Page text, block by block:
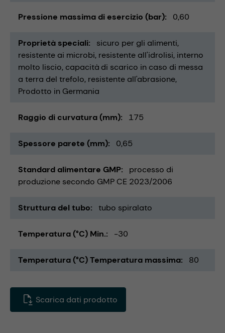
Pressione massima di esercizio (bar) 0,60
Proprietà speciali
sicuro per gli alimenti
resistente ai microbi resistente all'idrolisi interno
molto liscio capacità di scarico in caso di messa
a terra del trefolo resistente all'abrasione
Prodotto in Germania
Raggio di curvatura (mm) 175
Spessore parete (mm) 0,65
Standard alimentare GMP
processo di
produzione secondo GMP CE 2023/2006
Struttura del tubo tubo spiralato
Temperatura (°C) Min. -30
Temperatura (°C) Temperatura massima 80
Scarica dati prodotto